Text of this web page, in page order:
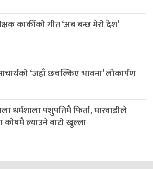
कार्कीको गीत ‘अब बन्छ मेरो देश’
‘जहाँ छचल्किए भावना’ लोकार्पण
धर्मशाला पशुपतिमै फिर्ता, मारवाडीले
कोषमै ल्याउने बाटो खुल्ला